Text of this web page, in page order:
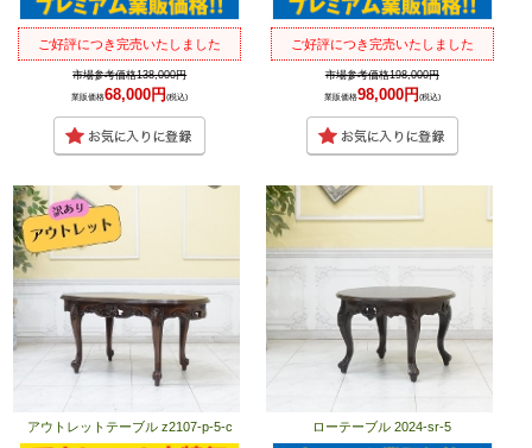
ご好評につき完売いたしました
市場参考価格138,000円
業販価格68,000円(税込)
ご好評につき完売いたしました
市場参考価格198,000円
業販価格98,000円 (税込)
アウトレットテーブル z2107-p-5-c ローテーブル 2024-sr-5